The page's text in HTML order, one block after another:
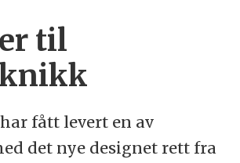
til
fått levert en av
det nye designet rett fra